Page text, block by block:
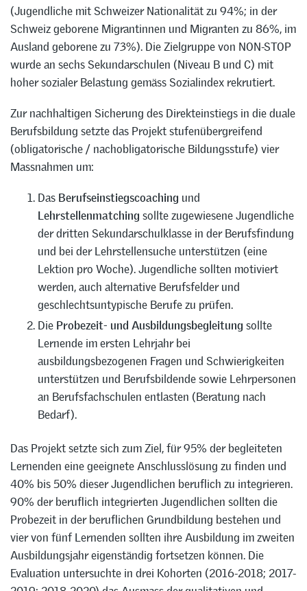
(Jugendliche mit Schweizer Nationalität zu 94%; in der
Schweiz geborene Migrantinnen und Migranten zu 86%, im
Ausland geborene zu 73%). Die Zielgruppe von NON-STOP
wurde an sechs Sekundarschulen (Niveau B und C) mit
hoher sozialer Belastung gemäss Sozialindex rekrutiert.
Zur nachhaltigen Sicherung des Direkteinstiegs in die duale
Berufsbildung setzte das Projekt stufenübergreifend
(obligatorische / nachobligatorische Bildungsstufe) vier
Massnahmen um:
Das Berufseinstiegscoaching und
Lehrstellenmatching sollte zugewiesene Jugendliche
der dritten Sekundarschulklasse in der Berufsfindung
und bei der Lehrstellensuche unterstützen (eine
Lektion pro Woche). Jugendliche sollten motiviert
werden, auch alternative Berufsfelder und
geschlechtsuntypische Berufe zu prüfen.
Die Probezeit- und Ausbildungsbegleitung sollte
Lernende im ersten Lehrjahr bei
ausbildungsbezogenen Fragen und Schwierigkeiten
unterstützen und Berufsbildende sowie Lehrpersonen
an Berufsfachschulen entlasten (Beratung nach
Bedarf).
Das Projekt setzte sich zum Ziel, für 95% der begleiteten
Lernenden eine geeignete Anschlusslösung zu finden und
40% bis 50% dieser Jugendlichen beruflich zu integrieren.
90% der beruflich integrierten Jugendlichen sollten die
Probezeit in der beruflichen Grundbildung bestehen und
vier von fünf Lernenden sollten ihre Ausbildung im zweiten
Ausbildungsjahr eigenständig fortsetzen können. Die
Evaluation untersuchte in drei Kohorten (2016-2018; 2017-